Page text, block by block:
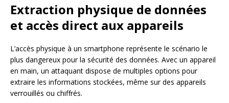
Extraction physique de données
et accès direct aux appareils
L’accès physique à un smartphone représente le scénario le
plus dangereux pour la sécurité des données. Avec un appareil
en main, un attaquant dispose de multiples options pour
extraire les informations stockées, même sur des appareils
verrouillés ou chiffrés.